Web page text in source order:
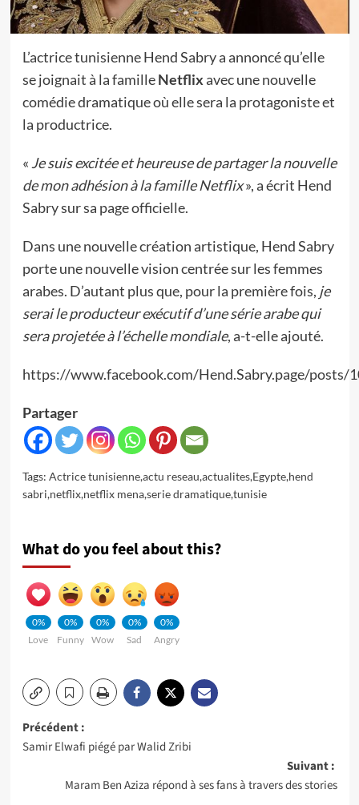
L’actrice tunisienne Hend Sabry a annoncé qu’elle
se joignait à la familleNetflixavec une nouvelle
comédie dramatique où elle sera la protagoniste et
la productrice.
« Je suis excitée et heureuse de partager la nouvelle
de mon adhésion à la famille Netflix», a écrit Hend
Sabry sur sa page officielle.
Dans une nouvelle création artistique, Hend Sabry
porte une nouvelle vision centrée sur les femmes
arabes. D’autant plus que, pour la première fois, je
serai le producteur exécutif d’une série arabe qui
sera projetée à l’échelle mondiale, a-t-elle ajouté.
https://www.facebook.com/Hend.Sabry.page/posts/
Partager
Tags: Actrice tunisienne,actu reseau,actualites,Egypte,hend
sabri,netflix,netflix mena,serie dramatique,tunisie
What do you feel about this?
0%
Love
0%
Funny
0%
Wow
0%
Sad
0%
Angry
Navigation
d’article
Précédent :
Samir Elwafi piégé par Walid Zribi
Suivant :
Maram Ben Aziza répond à ses fans à travers des stories